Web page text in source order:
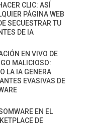
CLIC: ASÍ
PÁGINA WEB
SECUESTRAR TU
DE IA
EN VIVO DE
MALICIOSO:
LA IA GENERA
EVASIVAS DE
EN EL
DE